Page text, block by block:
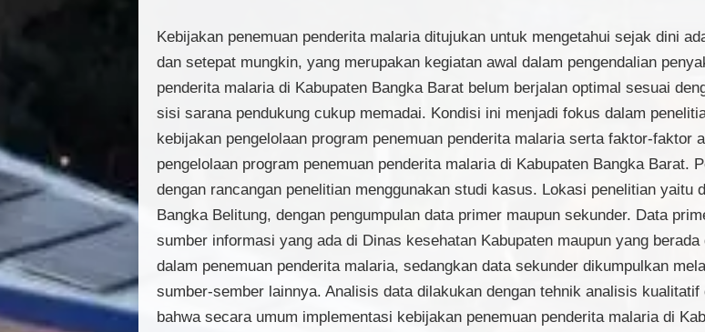
Kebijakan penemuan penderita malaria ditujukan untuk mengetahui sejak dini
dan setepat mungkin, yang merupakan kegiatan awal dalam pengendalian
penderita malaria di Kabupaten Bangka Barat belum berjalan optimal sesuai
sisi sarana pendukung cukup memadai. Kondisi ini menjadi fokus dalam
kebijakan pengelolaan program penemuan penderita malaria serta faktor-faktor
pengelolaan program penemuan penderita malaria di Kabupaten Bangka Barat.
dengan rancangan penelitian menggunakan studi kasus. Lokasi penelitian yaitu
Bangka Belitung, dengan pengumpulan data primer maupun sekunder. Data
sumber informasi yang ada di Dinas kesehatan Kabupaten maupun yang
dalam penemuan penderita malaria, sedangkan data sekunder dikumpulkan
sumber-sember lainnya. Analisis data dilakukan dengan tehnik analisis
bahwa secara umum implementasi kebijakan penemuan penderita malaria di